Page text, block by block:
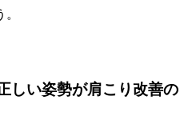
しい姿勢が肩こり改善の